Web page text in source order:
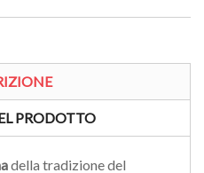
PRODOTTO
della tradizione del